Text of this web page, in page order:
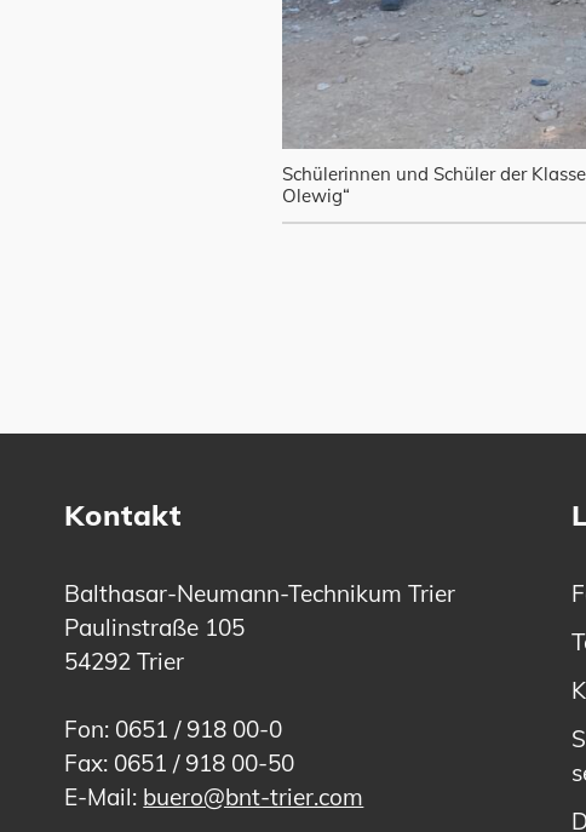
Schülerinnen und Schüler der
Olewig“
Kontakt
Balthasar-Neumann-Technikum Trier
Paulinstraße 105
54292 Trier
Fon: 0651 / 918 00-0
Fax: 0651 / 918 00-50
E-Mail: buero@bnt-trier.com